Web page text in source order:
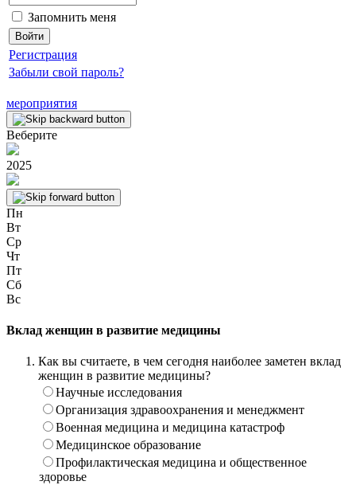
Запомнить меня
Регистрация
Забыли свой пароль?
мероприятия
Веберите
2025
Пн
Вт
Ср
Чт
Пт
Сб
Вс
Вклад женщин в развитие медицины
Как вы считаете, в чем сегодня наиболее заметен вклад
женщин в развитие медицины?
Научные исследования
Организация здравоохранения и менеджмент
Военная медицина и медицина катастроф
Медицинское образование
Профилактическая медицина и общественное
здоровье